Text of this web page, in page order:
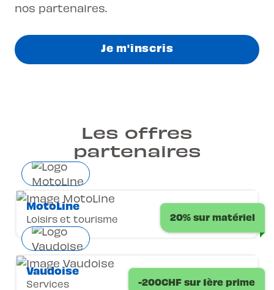
nos partenaires.
Je m'inscris
Les offres
partenaires
20% sur matériel
MotoLine
Loisirs et tourisme
-200CHF sur 1ère prime
Vaudoise
Services